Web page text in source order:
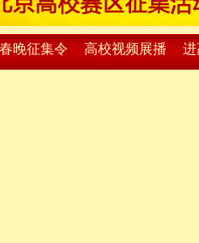
晚征集令 高校视频展播 进